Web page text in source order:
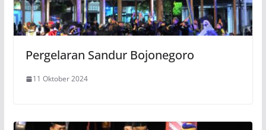
Pergelaran Sandur Bojonegoro
11 Oktober 2024